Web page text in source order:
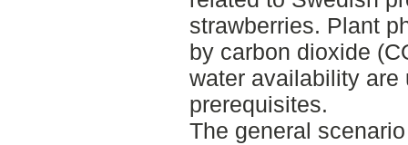
strawberries. Plant
by carbon dioxide
water availability are
prerequisites.
The general